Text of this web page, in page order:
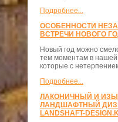
Подробнее...
ОСОБЕННОСТИ
ВСТРЕЧИ НОВОГО
Новый год можно
тем моментам в
которые с
Подробнее...
ЛАКОНИЧНЫЙ И
ЛАНДШАФТНЫЙ
LANDSHAFT-